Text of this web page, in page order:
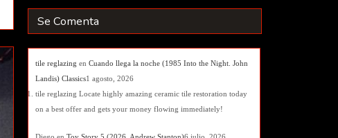
Se Comenta
tile reglazing en Cuando llega la noche (1985 Into the Night. John
Landis) Classics1 agosto, 2026
tile reglazing Locate highly amazing ceramic tile restoration today
on a best offer and gets your money flowing immediately!